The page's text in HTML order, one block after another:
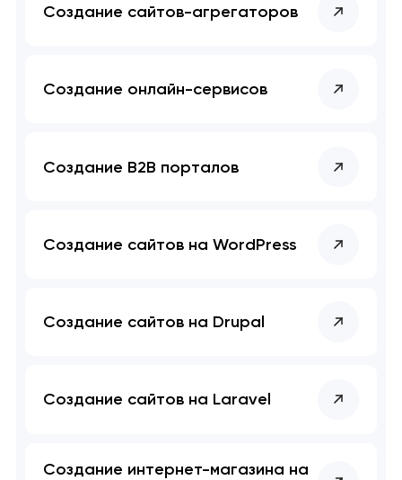
Создание сайтов-агрегаторов
Создание онлайн-сервисов
Создание B2B порталов
Создание сайтов на WordPress
Создание сайтов на Drupal
Создание сайтов на Laravel
Создание интернет-магазина на